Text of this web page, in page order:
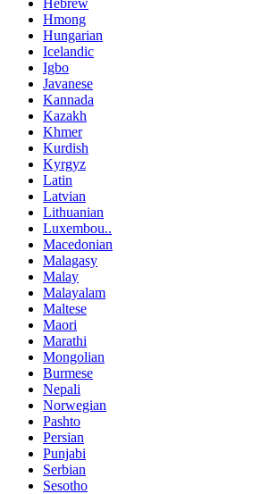
Hmong
Hungarian
Icelandic
Igbo
Javanese
Kannada
Kazakh
Khmer
Kurdish
Kyrgyz
Latin
Latvian
Lithuanian
Luxembou..
Macedonian
Malagasy
Malay
Malayalam
Maltese
Maori
Marathi
Mongolian
Burmese
Nepali
Norwegian
Pashto
Persian
Punjabi
Serbian
Sesotho